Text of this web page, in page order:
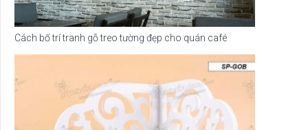
Cách bố trí tranh gỗ treo tường đẹp cho quán café